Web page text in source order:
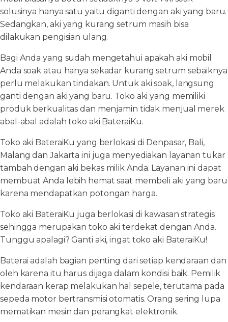
solusinya hanya satu yaitu diganti dengan aki yang baru.
Sedangkan, aki yang kurang setrum masih bisa
dilakukan pengisian ulang.
Bagi Anda yang sudah mengetahui apakah aki mobil
Anda soak atau hanya sekadar kurang setrum sebaiknya
perlu melakukan tindakan. Untuk aki soak, langsung
ganti dengan aki yang baru. Toko aki yang memiliki
produk berkualitas dan menjamin tidak menjual merek
abal-abal adalah toko aki BateraiKu.
Toko aki BateraiKu yang berlokasi di Denpasar, Bali,
Malang dan Jakarta ini juga menyediakan layanan tukar
tambah dengan aki bekas milik Anda. Layanan ini dapat
membuat Anda lebih hemat saat membeli aki yang baru
karena mendapatkan potongan harga.
Toko aki BateraiKu juga berlokasi di kawasan strategis
sehingga merupakan toko aki terdekat dengan Anda.
Tunggu apalagi? Ganti aki, ingat toko aki BateraiKu!
Baterai adalah bagian penting dari setiap kendaraan dan
oleh karena itu harus dijaga dalam kondisi baik. Pemilik
kendaraan kerap melakukan hal sepele, terutama pada
sepeda motor bertransmisi otomatis. Orang sering lupa
mematikan mesin dan perangkat elektronik.